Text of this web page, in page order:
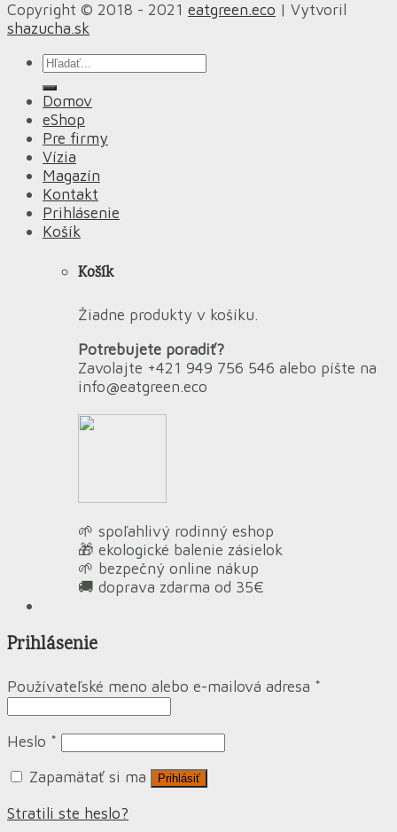
Copyright © 2018 - 2021 eatgreen.eco | Vytvoril
shazucha.sk
Hľadať:
Domov
eShop
Pre firmy
Vízia
Magazín
Kontakt
Prihlásenie
Košík
Košík
Žiadne produkty v košíku.
Potrebujete poradiť?
Zavolajte +421 949 756 546 alebo píšte na
info@eatgreen.eco
🌱 spoľahlivý rodinný eshop
🎁 ekologické balenie zásielok
🌱 bezpečný online nákup
🚚 doprava zdarma od 35€
Prihlásenie
Používateľské meno alebo e-mailová adresa *
Heslo *
Zapamätať si ma
Prihlásiť
Stratili ste heslo?